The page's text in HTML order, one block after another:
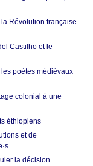
la Révolution française
Castilho et le
les poètes médiévaux
colonial à une
éthiopiens
et de
la décision